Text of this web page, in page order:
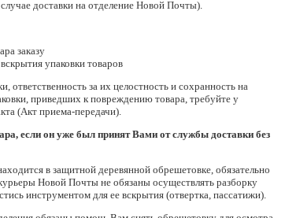
доставки на отделение Новой Почты).
заказу
упаковки товаров
за их целостность и сохранность на
приведших к повреждению товара, требуйте у
(Акт приема-передачи).
если он уже был принят Вами от службы доставки без
в защитной деревянной обрешетовке, обязательно
Новой Почты не обязаны осуществлять разборку
инструментом для ее вскрытия (отвертка, пассатижи).